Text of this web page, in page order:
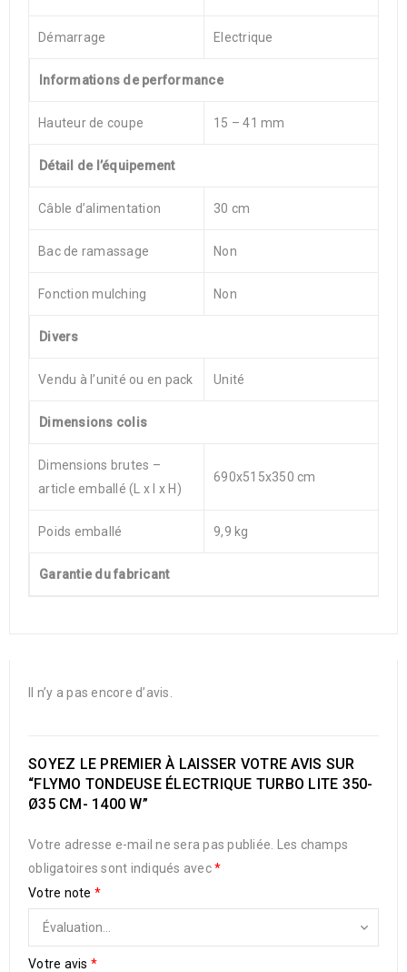
Démarrage Electrique
Informations de performance
Hauteur de coupe 15 – 41 mm
Détail de l’équipement
Câble d’alimentation 30 cm
Bac de ramassage Non
Fonction mulching Non
Divers
Vendu à l’unité ou en pack Unité
Dimensions colis
Dimensions brutes –
article emballé (L x l x H)
690x515x350 cm
Poids emballé 9,9 kg
Garantie du fabricant
Il n’y a pas encore d’avis.
SOYEZ LE PREMIER À LAISSER VOTRE AVIS SUR
“FLYMO TONDEUSE ÉLECTRIQUE TURBO LITE 350-
Ø35 CM- 1400 W”
Votre adresse e-mail ne sera pas publiée.
Les champs
obligatoires sont indiqués avec*
Votre note *
Votre avis *